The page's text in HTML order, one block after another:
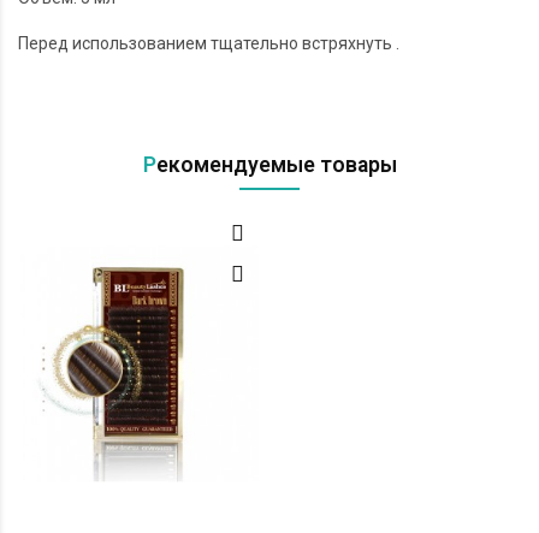
Перед использованием тщательно встряхнуть .
Рекомендуемые товары